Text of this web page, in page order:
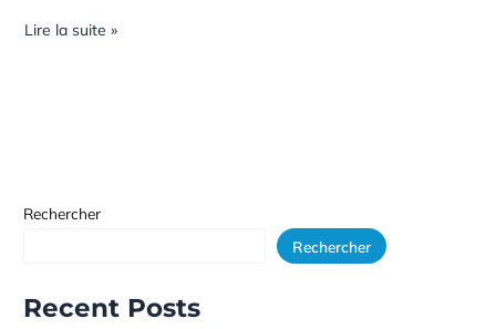
Lire la suite »
Rechercher
Rechercher
Recent Posts